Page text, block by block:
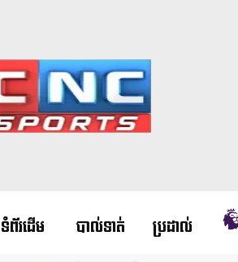
ទំព័រដើម បាល់ទាត់ ប្រដាល់